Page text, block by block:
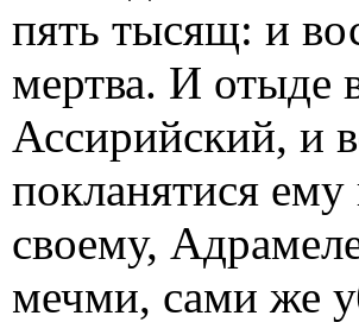
пять тысящ: и
мертва. И отыде
Ассирийский, и
покланятися
своему,
мечми, сами же